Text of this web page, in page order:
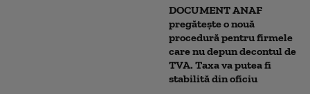
DOCUMENT ANAF
pregătește o nouă
procedură pentru firmele
care nu depun decontul de
TVA. Taxa va putea fi
stabilită din oficiu